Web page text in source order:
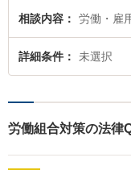
相談内容 労働・雇
詳細条件 未選択
労働組合対策の法律